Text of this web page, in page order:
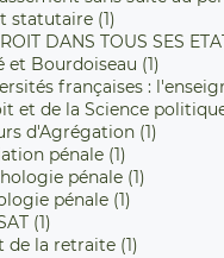
statutaire (1)
DANS TOUS SES
et Bourdoiseau (1)
françaises :
et de la Science
d'Agrégation (1)
pénale (1)
pénale (1)
pénale (1)
(1)
de la retraite (1)